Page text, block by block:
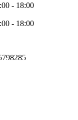
- 18:00
- 18:00